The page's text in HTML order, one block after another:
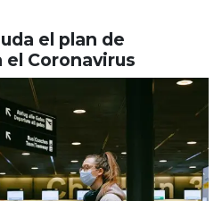
el plan de
Coronavirus